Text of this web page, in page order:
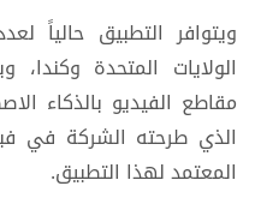
ويتوافر التطبيق حالياً
الولايات المتحدة
المعتمد لهذا التطبيق.